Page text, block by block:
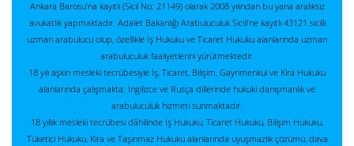
Ankara Barosu’na kayıtlı (Sicil No: 21149) olarak 2008 yılından bu yana aralıksız
avukatlık yapmaktadır. Adalet Bakanlığı Arabuluculuk Sicili’ne kayıtlı 43121 sicilli
uzman arabulucu olup, özellikle İş Hukuku ve Ticaret Hukuku alanlarında uzman
arabuluculuk faaliyetlerini yürütmektedir.
18 yılı aşkın mesleki tecrübesiyle İş, Ticaret, Bilişim, Gayrimenkul ve Kira Hukuku
alanlarında çalışmakta; İngilizce ve Rusça dillerinde hukuki danışmanlık ve
arabuluculuk hizmeti sunmaktadır.
18 yıllık mesleki tecrübesi dâhilinde İş Hukuku, Ticaret Hukuku, Bilişim Hukuku,
Tüketici Hukuku, Kira ve Taşınmaz Hukuku alanlarında uyuşmazlık çözümü, dava